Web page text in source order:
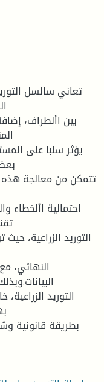
تعاني سالسل
بين األطراف،
يؤثر سلبا على
تتمكن من معالجة هذه
احتمالية األخطاء
التوريد الزراعية،
النهائي،
التوريد
بطريقة قانونية